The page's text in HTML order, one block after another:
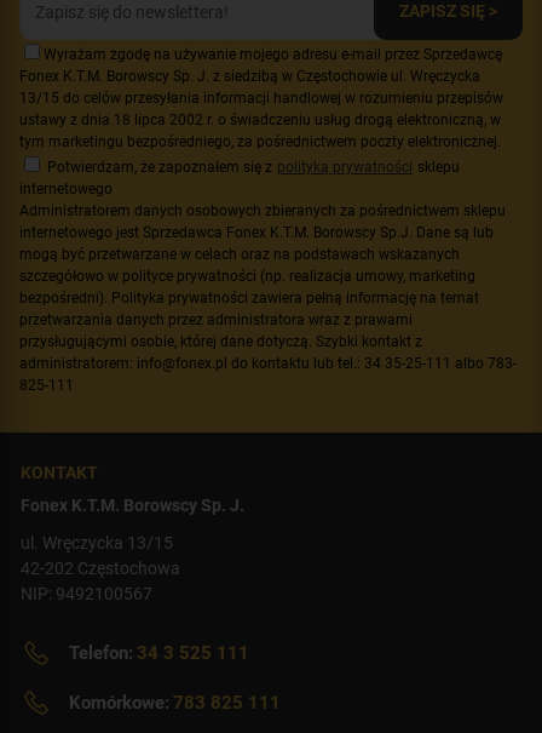
ZAPISZ SIĘ >
Wyrażam zgodę na używanie mojego adresu e-mail przez Sprzedawcę
Fonex K.T.M. Borowscy Sp. J. z siedzibą w Częstochowie ul. Wręczycka
13/15 do celów przesyłania informacji handlowej w rozumieniu przepisów
ustawy z dnia 18 lipca 2002 r. o świadczeniu usług drogą elektroniczną, w
tym marketingu bezpośredniego, za pośrednictwem poczty elektronicznej.
Potwierdzam, że zapoznałem się z polityką prywatności sklepu
internetowego
Administratorem danych osobowych zbieranych za pośrednictwem sklepu
internetowego jest Sprzedawca Fonex K.T.M. Borowscy Sp.J. Dane są lub
mogą być przetwarzane w celach oraz na podstawach wskazanych
szczegółowo w polityce prywatności (np. realizacja umowy, marketing
bezpośredni). Polityka prywatności zawiera pełną informację na temat
przetwarzania danych przez administratora wraz z prawami
przysługującymi osobie, której dane dotyczą. Szybki kontakt z
administratorem: info@fonex.pl do kontaktu lub tel.: 34 35-25-111 albo 783-
825-111
KONTAKT
Fonex K.T.M. Borowscy Sp. J.
ul. Wręczycka 13/15
42-202 Częstochowa
NIP: 9492100567
Telefon: 34 3 525 111
Komórkowe: 783 825 111